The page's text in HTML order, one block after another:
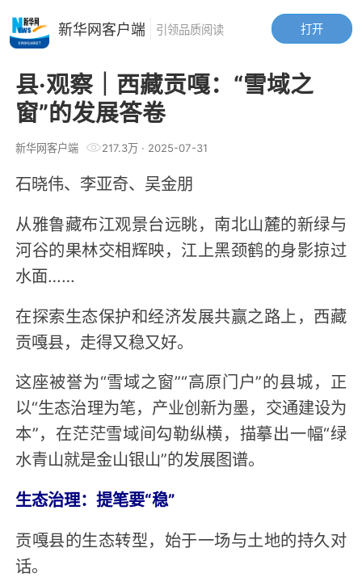
县·观察｜西藏贡嘎：“雪域之
窗”的发展答卷
新华网客户端 217.3万· 2025-07-31
石晓伟、李亚奇、吴金朋
从雅鲁藏布江观景台远眺，南北山麓的新绿与
河谷的果林交相辉映，江上黑颈鹤的身影掠过
水面……
在探索生态保护和经济发展共赢之路上，西藏
贡嘎县，走得又稳又好。
这座被誉为“雪域之窗”“高原门户”的县城，正
以“生态治理为笔，产业创新为墨，交通建设为
本”，在茫茫雪域间勾勒纵横，描摹出一幅“绿
水青山就是金山银山”的发展图谱。
生态治理：提笔要“稳”
贡嘎县的生态转型，始于一场与土地的持久对
话。
打开
新华网客户端 引领品质阅读